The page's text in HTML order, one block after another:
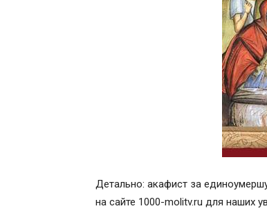
Детально: акафист за
на сайте 1000-molitv.ru для наших